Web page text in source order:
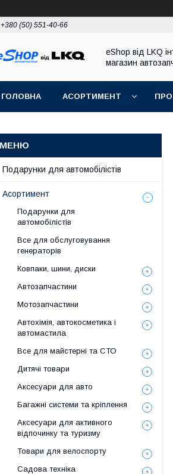
+380 (50) 551-40-66
eShop від LKQ
магазин
ГОЛОВНА АСОРТИМЕНТ
Подарунки для автомобілістів
Асортимент
Подарунки для
автомобілістів
Все для обслуговування
генераторів
Ковпаки, шини, диски
Автозапчастини
Мотозапчастини
Автохімія, автокосметика і
автомастила
Все для майстерні та СТО
Дитячі товари
Аксесуари для авто
Багажні системи та кріплення
Аксесуари для активного
відпочинку та туризму
Товари для велоспорту
Садова техніка